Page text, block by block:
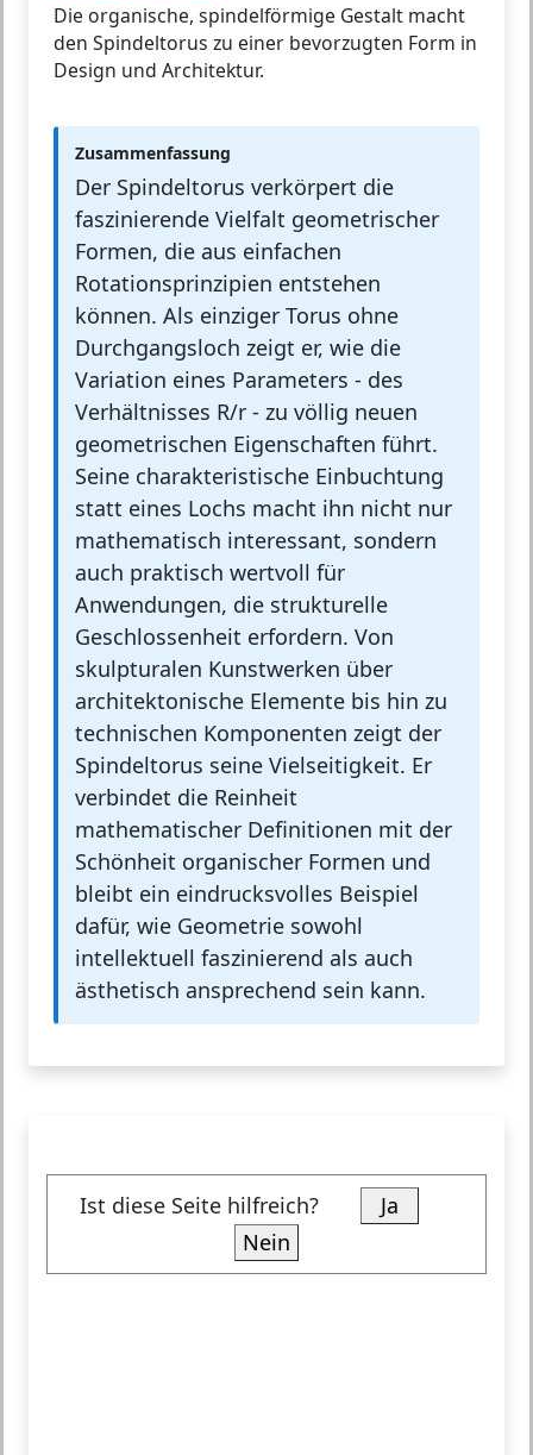
Die organische, spindelförmige Gestalt macht
den Spindeltorus zu einer bevorzugten Form in
Design und Architektur.
Zusammenfassung
Der Spindeltorus verkörpert die
faszinierende Vielfalt geometrischer
Formen, die aus einfachen
Rotationsprinzipien entstehen
können. Als einziger Torus ohne
Durchgangsloch zeigt er, wie die
Variation eines Parameters - des
Verhältnisses R/r - zu völlig neuen
geometrischen Eigenschaften führt.
Seine charakteristische Einbuchtung
statt eines Lochs macht ihn nicht nur
mathematisch interessant, sondern
auch praktisch wertvoll für
Anwendungen, die strukturelle
Geschlossenheit erfordern. Von
skulpturalen Kunstwerken über
architektonische Elemente bis hin zu
technischen Komponenten zeigt der
Spindeltorus seine Vielseitigkeit. Er
verbindet die Reinheit
mathematischer Definitionen mit der
Schönheit organischer Formen und
bleibt ein eindrucksvolles Beispiel
dafür, wie Geometrie sowohl
intellektuell faszinierend als auch
ästhetisch ansprechend sein kann.
Ist diese Seite hilfreich?
Ja
Nein